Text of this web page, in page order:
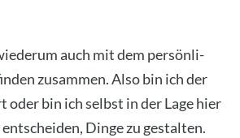
auch mit dem per­sön­li­
zusam­men. Also bin ich der
oder bin ich selbst in der Lage hier
Din­ge zu gestal­ten.